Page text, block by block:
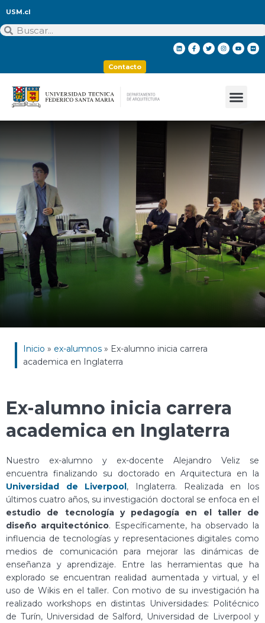
USM.cl
Contacto
Inicio » ex-alumnos » Ex-alumno inicia carrera
academica en Inglaterra
Ex-alumno inicia carrera
academica en Inglaterra
Nuestro ex-alumno y ex-docente Alejandro Veliz se
encuentra finalizando su doctorado en Arquitectura en la
Universidad de Liverpool , Inglaterra. Realizada en los
últimos cuatro años, su investigación doctoral se enfoca en el
estudio de tecnología y pedagogía en el taller de
diseño arquitectónico. Específicamente, ha observado la
influencia de tecnologías y representaciones digitales como
medios de comunicación para mejorar las dinámicas de
enseñanza y aprendizaje. Entre las herramientas que ha
explorado se encuentran realidad aumentada y virtual, y el
uso de Wikis en el taller. Con motivo de su investigación ha
realizado workshops en distintas Universidades: Politécnico
de Turín, Universidad de Salford, Universidad de Liverpool y